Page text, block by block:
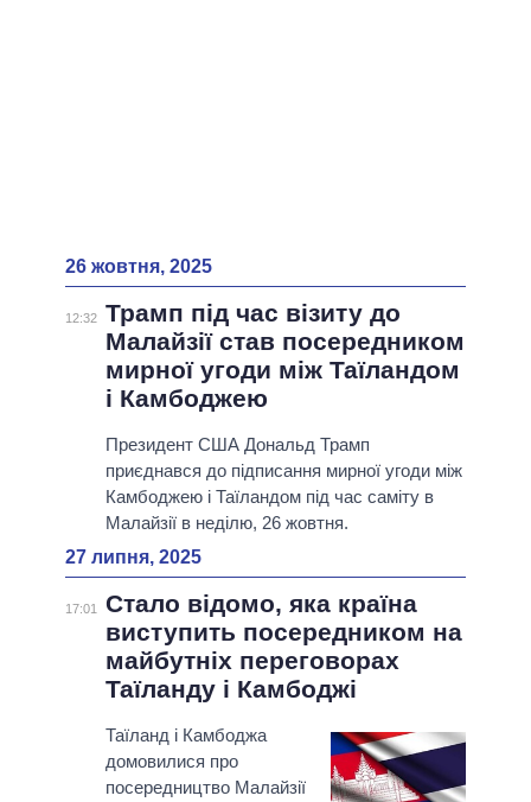
26 жовтня, 2025
12:32 Трамп під час візиту до
Малайзії став посередником
мирної угоди між Таїландом
і Камбоджею
Президент США Дональд Трамп
приєднався до підписання мирної угоди між
Камбоджею і Таїландом під час саміту в
Малайзії в неділю, 26 жовтня.
27 липня, 2025
17:01
Стало відомо, яка країна
виступить посередником на
майбутніх переговорах
Таїланду і Камбоджі
Таїланд і Камбоджа
домовилися про
посередництво Малайзії